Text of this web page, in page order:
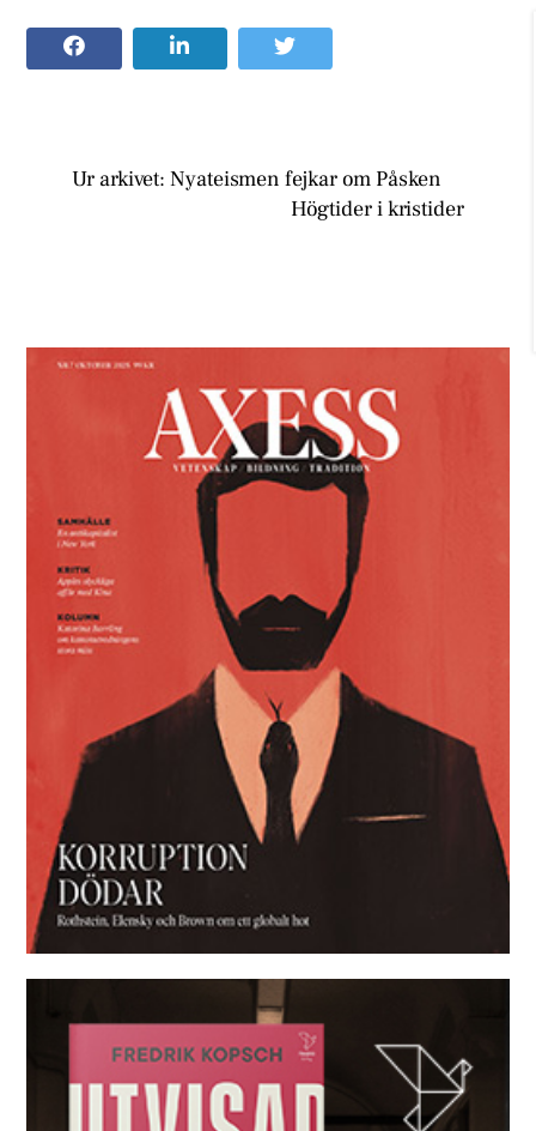
Ur arkivet: Nyateismen fejkar om Påsken
Högtider i kristider